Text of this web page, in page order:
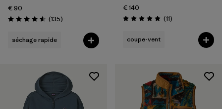
€ 90
Évaluation: 4.6 / 5
(135Avis
)
séchage rapide
€ 140
Évaluation: 4.8 / 5
(11Avis
)
coupe-vent